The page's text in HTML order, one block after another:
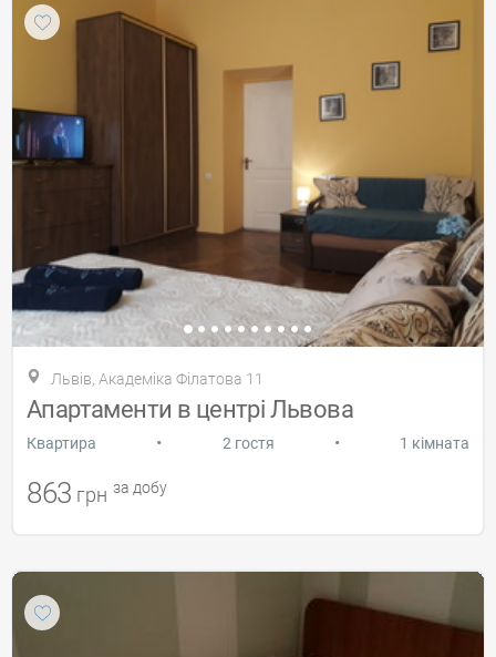
Львів, Академіка Філатова 11
Апартаменти в центрі Львова
Квартира • 2 гостя • 1 кімната
863 грн за добу